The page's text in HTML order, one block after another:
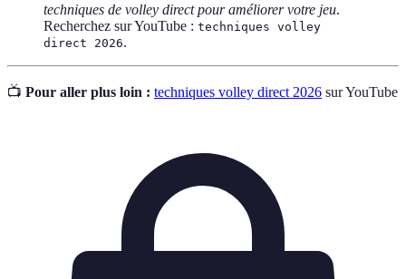
techniques de volley direct pour améliorer votre jeu.
Recherchez sur YouTube : techniques volley
direct 2026.
📺 Pour aller plus loin : techniques volley direct 2026 sur YouTube